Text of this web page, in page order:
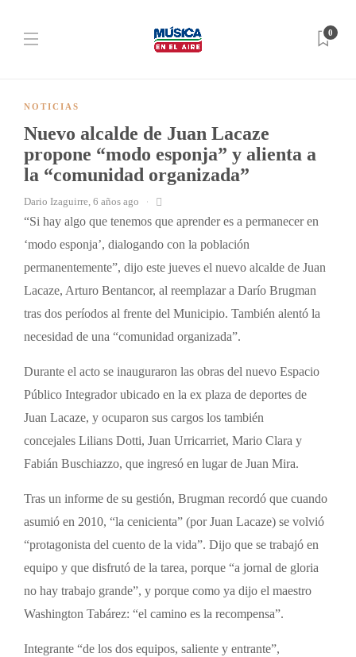
0
NOTICIAS
Nuevo alcalde de Juan Lacaze
propone “modo esponja” y alienta a
la “comunidad organizada”
Dario Izaguirre, 6 años ago
“Si hay algo que tenemos que aprender es a permanecer en
‘modo esponja’, dialogando con la población
permanentemente”, dijo este jueves el nuevo alcalde de Juan
Lacaze, Arturo Bentancor, al reemplazar a Darío Brugman
tras dos períodos al frente del Municipio. También alentó la
necesidad de una “comunidad organizada”.
Durante el acto se inauguraron las obras del nuevo Espacio
Público Integrador ubicado en la ex plaza de deportes de
Juan Lacaze, y ocuparon sus cargos los también
concejales Lilians Dotti, Juan Urricarriet, Mario Clara y
Fabián Buschiazzo, que ingresó en lugar de Juan Mira.
Tras un informe de su gestión, Brugman recordó que cuando
asumió en 2010, “la cenicienta” (por Juan Lacaze) se volvió
“protagonista del cuento de la vida”. Dijo que se trabajó en
equipo y que disfrutó de la tarea, porque “a jornal de gloria
no hay trabajo grande”, y porque como ya dijo el maestro
Washington Tabárez: “el camino es la recompensa”.
Integrante “de los dos equipos, saliente y entrante”,